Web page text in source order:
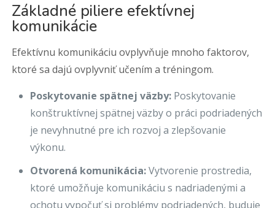
Základné piliere efektívnej
komunikácie
Efektívnu komunikáciu ovplyvňuje mnoho faktorov,
ktoré sa dajú ovplyvniť učením a tréningom.
Poskytovanie spätnej väzby: Poskytovanie
konštruktívnej spätnej väzby o práci podriadených
je nevyhnutné pre ich rozvoj a zlepšovanie
výkonu.
Otvorená komunikácia:Vytvorenie prostredia,
ktoré umožňuje komunikáciu s nadriadenými a
ochotu vypočuť si problémy podriadených, buduje